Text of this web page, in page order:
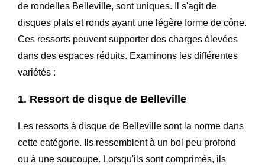
de rondelles Belleville, sont uniques. Il s'agit de
disques plats et ronds ayant une légère forme de cône.
Ces ressorts peuvent supporter des charges élevées
dans des espaces réduits. Examinons les différentes
variétés :
1. Ressort de disque de Belleville
Les ressorts à disque de Belleville sont la norme dans
cette catégorie. Ils ressemblent à un bol peu profond
ou à une soucoupe. Lorsqu'ils sont comprimés, ils